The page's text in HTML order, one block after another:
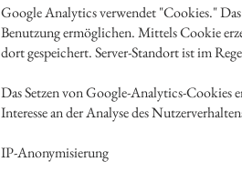
Google Analytics verwendet "Cookies."
Benutzung ermöglichen. Mittels Cookie
dort gespeichert. Server-Standort ist im
Das Setzen von Google-Analytics-
Interesse an der Analyse des
IP-Anonymisierung